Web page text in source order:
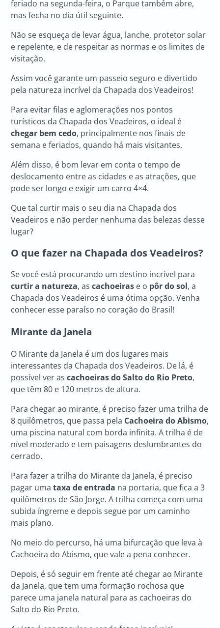
feriado na segunda-feira, o Parque também abre,
mas fecha no dia útil seguinte.
Não se esqueça de levar água, lanche, protetor solar
e repelente, e de respeitar as normas e os limites de
visitação.
Assim você garante um passeio seguro e divertido
pela natureza incrível da Chapada dos Veadeiros!
Para evitar filas e aglomerações nos pontos
turísticos da Chapada dos Veadeiros, o ideal é
chegar bem cedo, principalmente nos finais de
semana e feriados, quando há mais visitantes.
Além disso, é bom levar em conta o tempo de
deslocamento entre as cidades e as atrações, que
pode ser longo e exigir um carro 4×4.
Que tal curtir mais o seu dia na Chapada dos
Veadeiros e não perder nenhuma das belezas desse
lugar?
O que fazer na Chapada dos Veadeiros?
Se você está procurando um destino incrível para
curtir a natureza, ascachoeiras e o pôr do sol, a
Chapada dos Veadeiros é uma ótima opção. Venha
conhecer esse paraíso no coração do Brasil!
Mirante da Janela
O Mirante da Janela é um dos lugares mais
interessantes da Chapada dos Veadeiros. De lá, é
possível ver ascachoeiras do Salto do Rio Preto,
que têm 80 e 120 metros de altura.
Para chegar ao mirante, é preciso fazer uma trilha de
8 quilômetros, que passa pela Cachoeira do Abismo,
uma piscina natural com borda infinita. A trilha é de
nível moderado e tem paisagens deslumbrantes do
cerrado.
Para fazer a trilha do Mirante da Janela, é preciso
pagar uma taxa de entrada na portaria, que fica a 3
quilômetros de São Jorge. A trilha começa com uma
subida íngreme e depois segue por um caminho
mais plano.
No meio do percurso, há uma bifurcação que leva à
Cachoeira do Abismo, que vale a pena conhecer.
Depois, é só seguir em frente até chegar ao Mirante
da Janela, que tem uma formação rochosa que
parece uma janela natural para as cachoeiras do
Salto do Rio Preto.